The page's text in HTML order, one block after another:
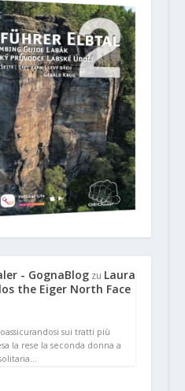
- GognaBlogzu Laura
the Eiger North Face
sui tratti più
la rese la seconda donna a